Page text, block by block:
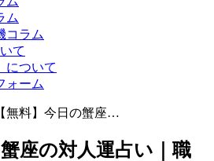
ム
コラム
て
について
ォーム
無料】今日の蟹座…
蟹座の対人運占い｜職